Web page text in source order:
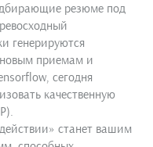
резюме под
генерируются
приемам и
сегодня
качественную
станет вашим